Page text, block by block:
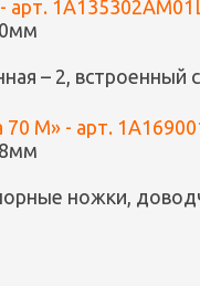
– 2, встроенный
М» - арт.
ножки,